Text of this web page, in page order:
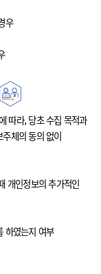
우
따라, 당초 수집 목적과
체의 동의 없이
개인정보의 추가적인
하였는지 여부